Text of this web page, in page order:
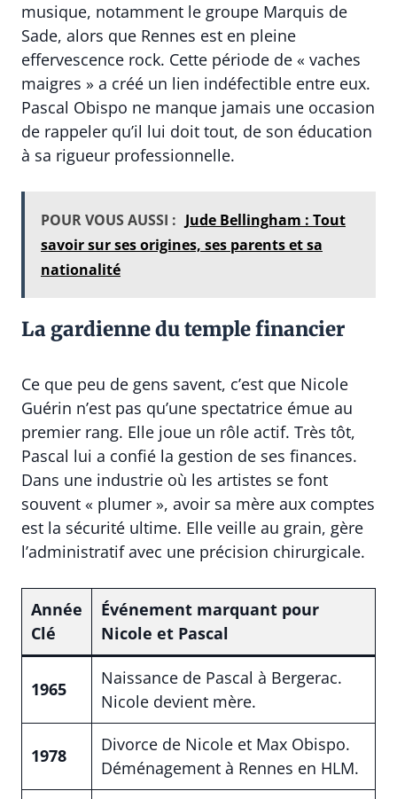
musique, notamment le groupe Marquis de
Sade, alors que Rennes est en pleine
effervescence rock. Cette période de « vaches
maigres » a créé un lien indéfectible entre eux.
Pascal Obispo ne manque jamais une occasion
de rappeler qu’il lui doit tout, de son éducation
à sa rigueur professionnelle.
POUR VOUS AUSSI : Jude Bellingham : Tout
savoir sur ses origines, ses parents et sa
nationalité
La gardienne du temple financier
Ce que peu de gens savent, c’est que Nicole
Guérin n’est pas qu’une spectatrice émue au
premier rang. Elle joue un rôle actif. Très tôt,
Pascal lui a confié la gestion de ses finances.
Dans une industrie où les artistes se font
souvent « plumer », avoir sa mère aux comptes
est la sécurité ultime. Elle veille au grain, gère
l’administratif avec une précision chirurgicale.
Année
Clé
Événement marquant pour
Nicole et Pascal
1965
Naissance de Pascal à Bergerac.
Nicole devient mère.
1978
Divorce de Nicole et Max Obispo.
Déménagement à Rennes en HLM.